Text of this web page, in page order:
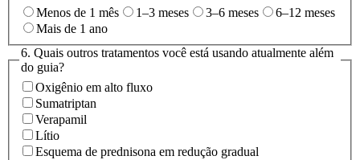
Menos de 1 mês
1–3 meses 3–6 meses
6–12 meses
Mais de 1 ano
6. Quais outros tratamentos você está usando atualmente além
do guia?
Oxigênio em alto fluxo
Sumatriptan
Verapamil
Lítio
Esquema de prednisona em redução gradual